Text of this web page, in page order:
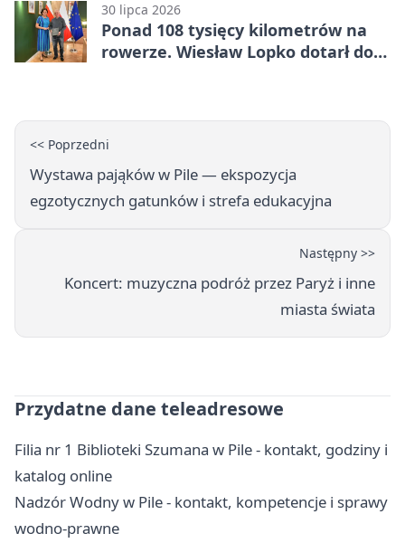
30 lipca 2026
Ponad 108 tysięcy kilometrów na
rowerze. Wiesław Lopko dotarł do
<< Poprzedni
Wystawa pająków w Pile — ekspozycja
egzotycznych gatunków i strefa edukacyjna
Następny >>
Koncert: muzyczna podróż przez Paryż i inne
miasta świata
Przydatne dane teleadresowe
Filia nr 1 Biblioteki Szumana w Pile - kontakt, godziny i
katalog online
Nadzór Wodny w Pile - kontakt, kompetencje i sprawy
wodno-prawne